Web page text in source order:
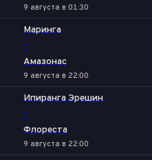
9 августа в 01:30
Маринга
-
Амазонас
9 августа в 22:00
Ипиранга Эрешин
-
Флореста
9 августа в 22:00